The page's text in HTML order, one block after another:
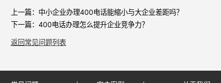
上一篇： 中小企业办理400电话能缩小与大企业差距吗？
下一篇： 400电话办理怎么提升企业竞争力？
返回常见问题列表